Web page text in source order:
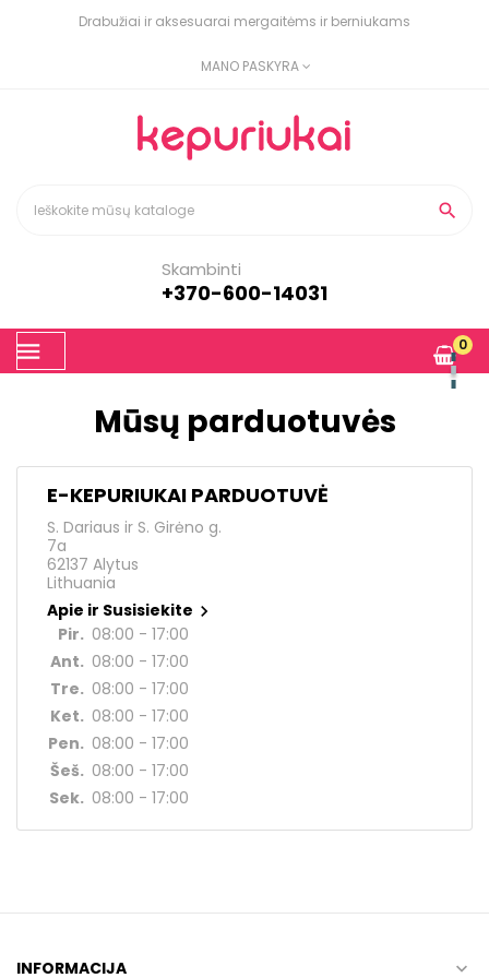
Drabužiai ir aksesuarai mergaitėms ir berniukams
MANO PASKYRA

Skambinti
+370-600-14031
Toggle
navigation
0
Mūsų parduotuvės
E-KEPURIUKAI PARDUOTUVĖ
S. Dariaus ir S. Girėno g.
7a
62137 Alytus
Lithuania
Apie ir Susisiekite 
Pir. 08:00 - 17:00
Ant. 08:00 - 17:00
Tre. 08:00 - 17:00
Ket. 08:00 - 17:00
Pen. 08:00 - 17:00
Šeš. 08:00 - 17:00
Sek. 08:00 - 17:00
INFORMACIJA 